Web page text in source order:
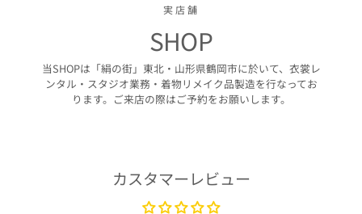
実店舗
SHOP
当SHOPは「絹の街」東北・山形県鶴岡市に於いて、衣裳レ
ンタル・スタジオ業務・着物リメイク品製造を行なってお
ります。ご来店の際はご予約をお願いします。
カスタマーレビュー